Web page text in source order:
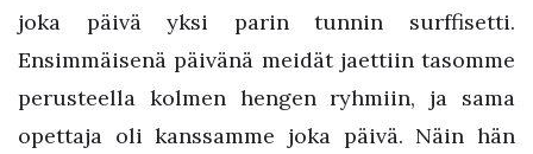
joka päivä yksi parin tunnin surffisetti.
Ensimmäisenä päivänä meidät jaettiin tasomme
perusteella kolmen hengen ryhmiin, ja sama
opettaja oli kanssamme joka päivä. Näin hän